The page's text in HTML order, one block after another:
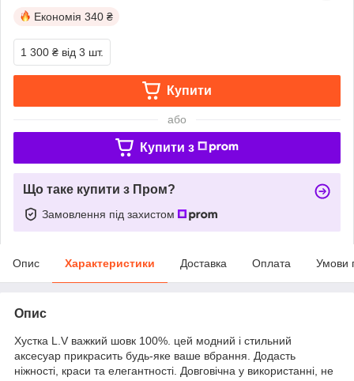
Економія 340 ₴
1 300 ₴ від 3 шт.
Купити
або
Купити з
Що таке купити з Пром?
Замовлення під захистом
Опис Характеристики Доставка Оплата Умови
Опис
Хустка L.V важкий шовк 100%. цей модний і стильний
аксесуар прикрасить будь-яке ваше вбрання. Додасть
ніжності, краси та елегантності. Довговічна у використанні, не